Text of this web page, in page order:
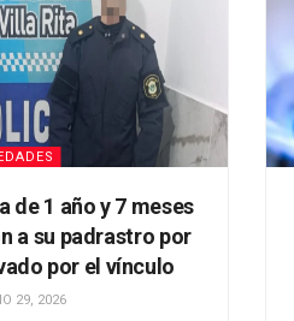
de 1 año y 7 meses
a su padrastro por
por el vínculo
29, 2026